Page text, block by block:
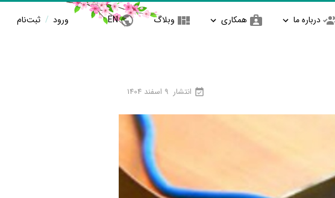
درباره ما همکاری وبلاگ EN ورود / ثبت‌نام
انتشار 9 اسفند 1404